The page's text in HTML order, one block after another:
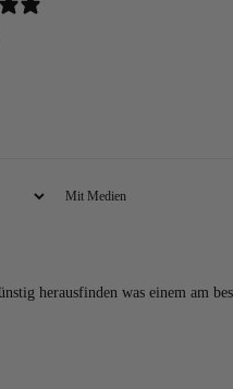
Mit Medien
herausfinden was einem am